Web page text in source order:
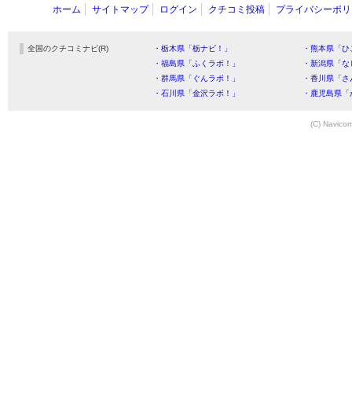
ホーム サイトマップ ログイン クチコミ投稿 プライバシーポ
全国のクチコミナビ(R) ・栃木県「栃ナビ！」
・熊本県「
・福島県「ふくラボ！」
・新潟県「
・群馬県「ぐんラボ！」
・香川県「
・石川県「金沢ラボ！」
・鹿児島県
(C)